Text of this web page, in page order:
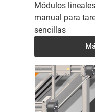
Módulos
manual para
sencillas